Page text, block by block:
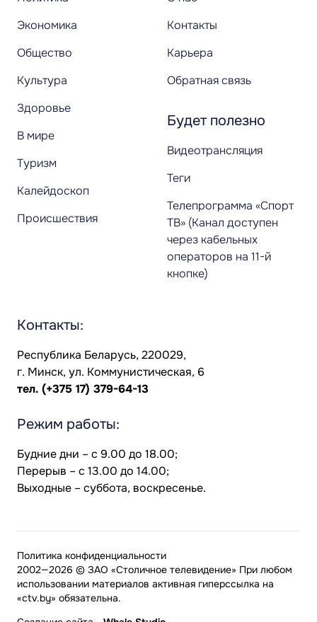
Экономика
Общество
Культура
Здоровье
В мире
Туризм
Калейдоскоп
Происшествия
Контакты
Карьера
Обратная связь
Будет полезно
Видеотрансляция
Теги
Телепрограмма «Спорт
ТВ» (Канал доступен
через кабельных
операторов на 11-й
кнопке)
Контакты:
Республика Беларусь, 220029,
г. Минск, ул. Коммунистическая, 6
тел. (+375 17) 379-64-13
Режим работы:
Будние дни – с 9.00 до 18.00;
Перерыв – с 13.00 до 14.00;
Выходные – суббота, воскресенье.
2002—2026 © ЗАО «Столичное телевидение» При любом
использовании материалов активная гиперссылка на
«ctv.by» обязательна.
Политика конфиденциальности